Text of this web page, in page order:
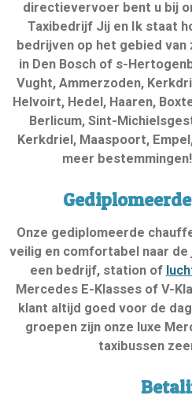
directievervoer bent u bij
Taxibedrijf Jij en Ik staat
bedrijven op het gebied
in Den Bosch of s-
Vught, Ammerzoden,
Helvoirt, Hedel, Haaren,
Berlicum, Sint-
Kerkdriel, Maaspoort,
meer
Onze gediplomeerde
veilig en comfortabel naar
een bedrijf, station of
Mercedes E-Klasses of V-
klant altijd goed voor de
groepen zijn onze luxe
taxibussen